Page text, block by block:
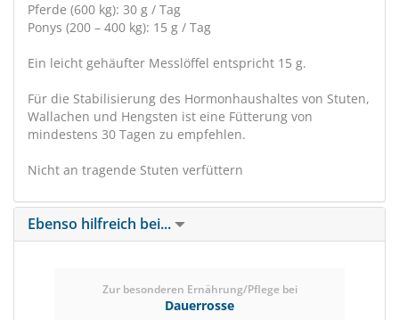
Pferde (600 kg): 30 g / Tag
Ponys (200 – 400 kg): 15 g / Tag
Ein leicht gehäufter Messlöffel entspricht 15 g.
Für die Stabilisierung des Hormonhaushaltes von Stuten,
Wallachen und Hengsten ist eine Fütterung von
mindestens 30 Tagen zu empfehlen.
Nicht an tragende Stuten verfüttern
Ebenso hilfreich bei...
Zur besonderen Ernährung/Pflege bei
Dauerrosse